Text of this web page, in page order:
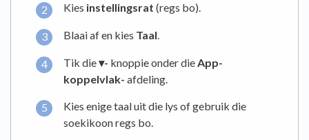
Kies instellingsrat (regs bo).
Blaai af en kies Taal.
Tik die▾- knoppie onder die App-
koppelvlak- afdeling.
Kies enige taal uit die lys of gebruik die
soekikoon regs bo.